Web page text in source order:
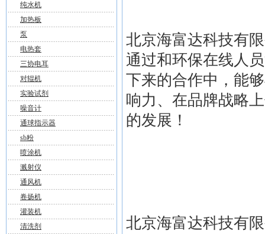
纯水机
加热板
泵
电热套
三协电耳
对辊机
实验试剂
噪音计
通球指示器
sb粉
喷涂机
溅射仪
通风机
卷扬机
灌装机
清洗剂
北京海富达科技有
通过和环保在线人
下来的合作中，能
响力、在品牌战略
的发展！
北京海富达科技有